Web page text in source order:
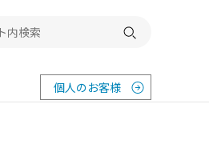
個人のお客様
検索する